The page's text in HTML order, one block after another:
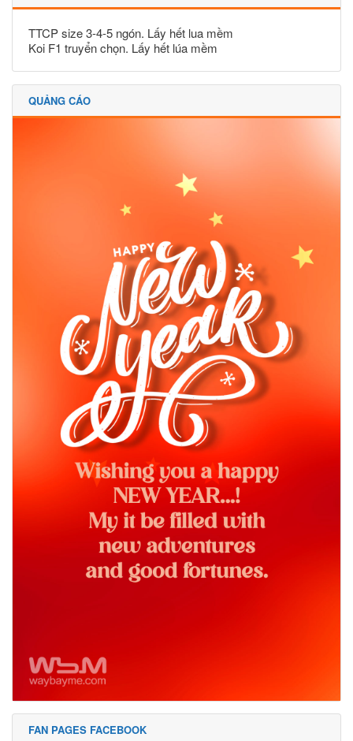
TTCP size 3-4-5 ngón. Lấy hết lua mềm
Koi F1 truyển chọn. Lấy hết lúa mềm
QUẢNG CÁO
FAN PAGES FACEBOOK